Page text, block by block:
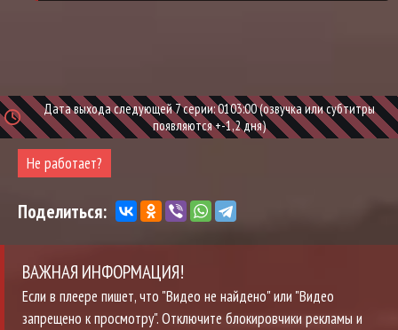
Дата выхода следующей 7 серии: 0103:00 (озвучка или субтитры
появляются +-1,2 дня)
Не работает?
Поделиться:
ВАЖНАЯ ИНФОРМАЦИЯ!
Если в плеере пишет, что "Видео не найдено" или "Видео
запрещено к просмотру". Отключите блокировчики рекламы и